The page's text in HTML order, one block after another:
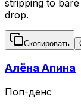
stripping to
drop.
Скопировать
Алёна Апина
Поп-денс